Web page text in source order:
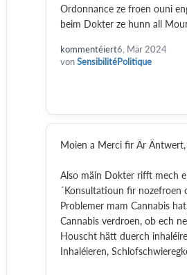
Ordonnance ze froen ouni
beim Dokter ze hunn all
kommentéiert6, Mär 2024
vonSensibilitéPolitique
Moien a Merci fir Är Äntwert,
Also mäin Dokter rifft mech
´Konsultatioun fir nozefroen
Problemer mam Cannabis
Cannabis verdroen, ob ech
Houscht hätt duerch
Inhaléieren,